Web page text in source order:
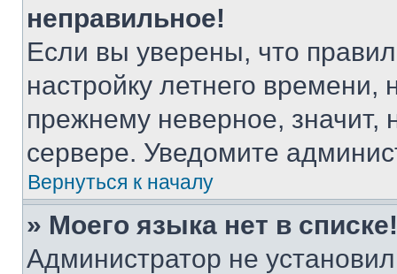
неправильное!
Если вы уверены, что
настройку летнего
прежнему неверное, значит,
сервере. Уведомите
Вернуться к началу
» Моего языка нет в списке!
Администратор не